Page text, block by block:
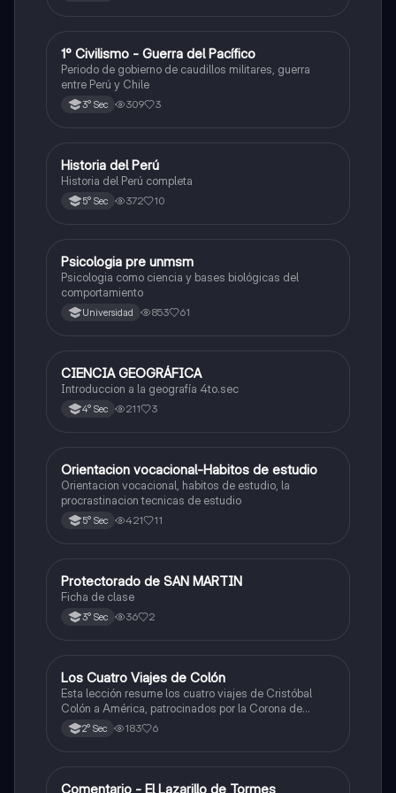
Ciencias Sociales
1° Civilismo - Guerra del Pacífico
Periodo de gobierno de caudillos militares, guerra
entre Perú y Chile
3° Sec 309 3
Ciencias Sociales
Historia del Perú
Historia del Perú completa
5° Sec 372 10
Ciencias Sociales
Psicologia pre unmsm
Psicologia como ciencia y bases biológicas del
comportamiento
Universidad 853 61
Ciencias Sociales
CIENCIA GEOGRÁFICA
Introduccion a la geografía 4to.sec
4° Sec 211 3
Ciencias Sociales
Orientacion vocacional-Habitos de estudio
Orientacion vocacional, habitos de estudio, la
procrastinacion tecnicas de estudio
5° Sec 421 11
Ciencias Sociales
Protectorado de SAN MARTIN
Ficha de clase
3° Sec 36 2
Ciencias Sociales
Los Cuatro Viajes de Colón
Esta lección resume los cuatro viajes de Cristóbal
Colón a América, patrocinados por la Corona de
Castilla, destacando sus objetivos, rutas y
descubrimientos.
2° Sec 183 6
Castellano
Comentario - El Lazarillo de Tormes